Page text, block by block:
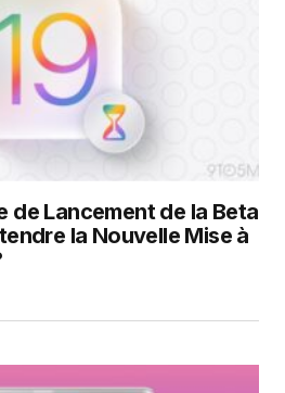
de Lancement de la Beta
la Nouvelle Mise à